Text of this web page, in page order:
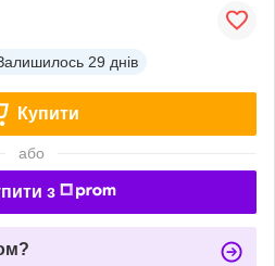
29 днів
Купити
або
з